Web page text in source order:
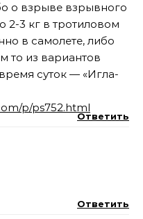
о взрыве взрывного
2-3 кг в тротиловом
в самолете, либо
то из вариантов
суток — «Игла-
p/ps752.html
Ответить
Ответить